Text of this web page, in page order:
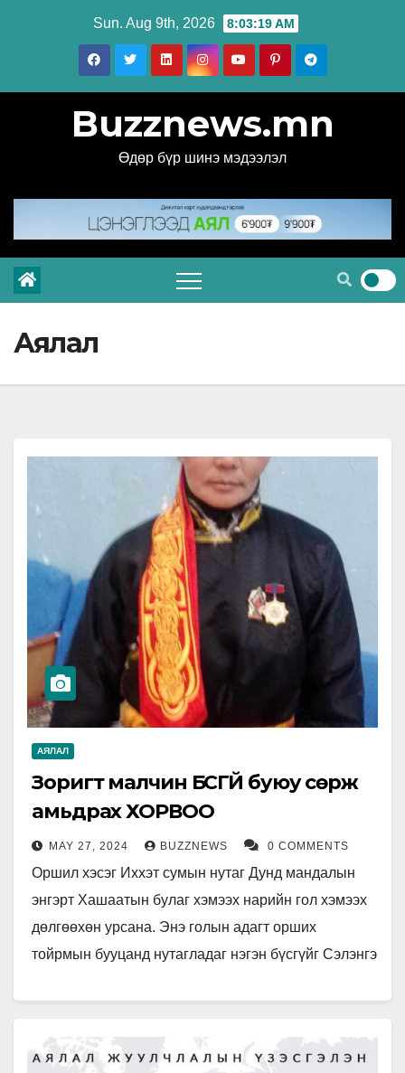
Sun. Aug 9th, 2026 8:03:21 AM
Buzznews.mn
Өдөр бүр шинэ мэдээлэл
Аялал
АЯЛАЛ
Зоригт малчин БҮСГҮЙ буюу сөрж
амьдрах ХОРВОО
MAY 27, 2024 BUZZNEWS 0 COMMENTS
Оршил хэсэг Иххэт сумын нутаг Дунд мандалын
энгэрт Хашаатын булаг хэмээх нарийн гол хэмээх
дөлгөөхөн урсана. Энэ голын адагт орших
тойрмын бууцанд нутагладаг нэгэн бүсгүйг Сэлэнгэ